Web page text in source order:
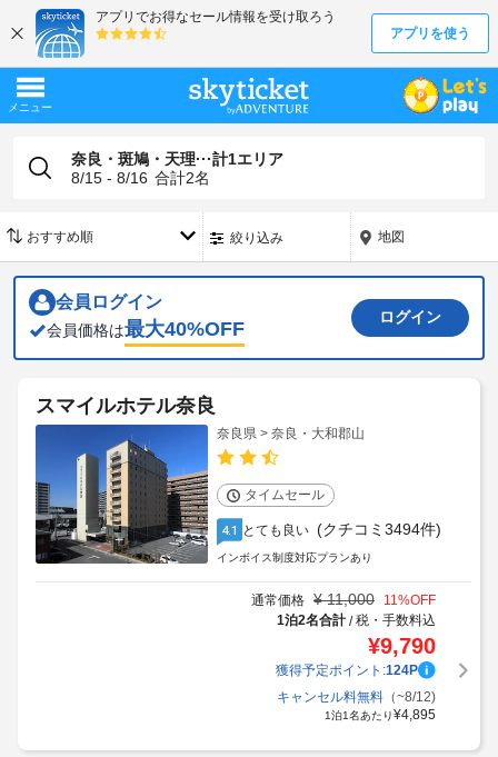
奈良・斑鳩・天理···計1エリア
8/15 - 8/16 合計2名
絞り込み 地図
会員ログイン
会員価格は最大40%OFF
ログイン
スマイルホテル奈良
奈良県 > 奈良・大和郡山
タイムセール
4.1 とても良い (クチコミ3494件)
インボイス制度対応プランあり
通常価格 ¥ 11,000 11%OFF
1泊2名合計/税・手数料込
¥9,790
獲得予定ポイント:124P
キャンセル料無料（~8/12)
1泊1名あたり¥4,895